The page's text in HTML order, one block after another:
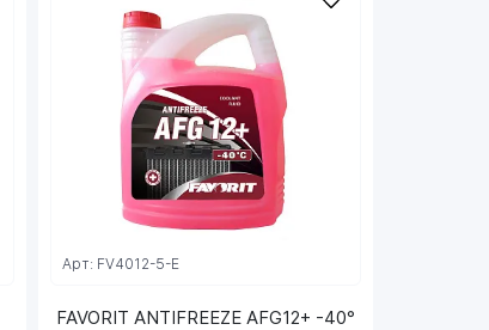
FAVORIT ANTIFREEZE AFG12+ -40°
Арт: FV4012-5-E